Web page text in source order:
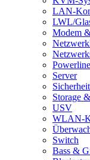
LAN-
LWL/
Modem
Powerline
Server
Storage
USV
WLAN-
Switch
Bass &